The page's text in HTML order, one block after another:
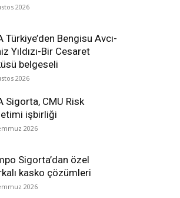
2026
Türkiye’den Bengisu Avcı-
Yıldızı-Bir Cesaret
belgeseli
2026
Sigorta, CMU Risk
işbirliği
2026
Sigorta’dan özel
kasko çözümleri
2026